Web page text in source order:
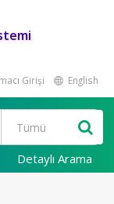
Girişi English
Detaylı Arama